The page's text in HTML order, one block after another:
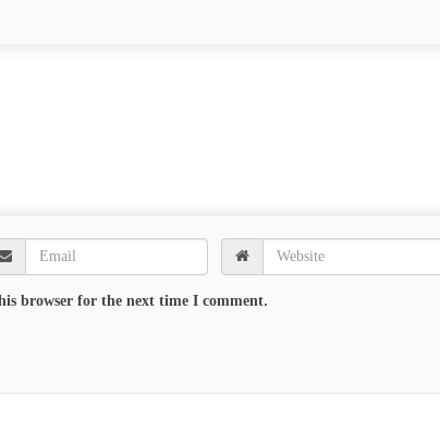
browser for the next time I comment.